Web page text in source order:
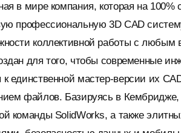
в мире компания, которая на
профессиональную 3D CAD
коллективной работы с
для того, чтобы современные
к единственной мастер-версии их
файлов. Базируясь в
команды SolidWorks, а также